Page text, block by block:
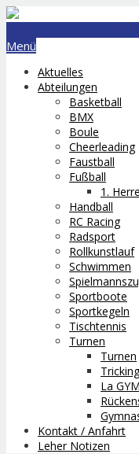
Menü
Aktuelles
Abteilungen
Basketball
BMX
Boule
Cheerleading
Faustball
Fußball
1.
Handball
RC Racing
Radsport
Rollkunstlauf
Schwimmen
Sportboote
Sportkegeln
Tischtennis
Turnen
Turnen
Tricking
La GYM
Kontakt / Anfahrt
Leher Notizen